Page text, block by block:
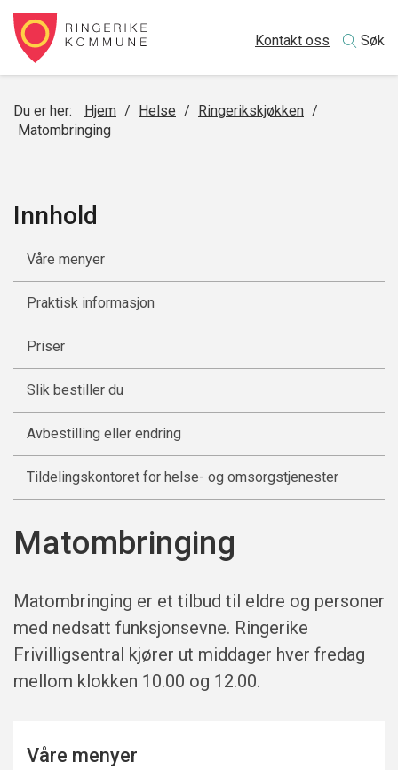
Kontakt oss Søk
Du er her: Hjem / Helse / Ringerikskjøkken /
Matombringing
Innhold
Våre menyer
Praktisk informasjon
Priser
Slik bestiller du
Avbestilling eller endring
Tildelingskontoret for helse- og omsorgstjenester
Matombringing
Matombringing er et tilbud til eldre og personer
med nedsatt funksjonsevne. Ringerike
Frivilligsentral kjører ut middager hver fredag
mellom klokken 10.00 og 12.00.
Våre menyer